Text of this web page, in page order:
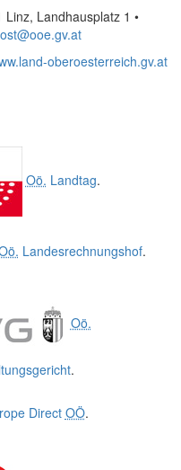
Landhausplatz 1 •
oberoesterreich.gv.at
Oö. Landtag.
Landesrechnungshof.
Oö.
.
Direct OÖ.